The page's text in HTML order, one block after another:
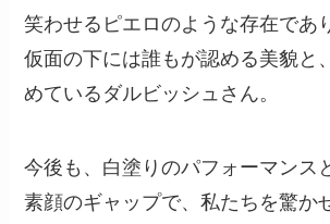
笑わせるピエロのような存在であ
仮面の下には誰もが認める美貌と
めているダルビッシュさん。
今後も、白塗りのパフォーマンス
素顔のギャップで、私たちを驚か